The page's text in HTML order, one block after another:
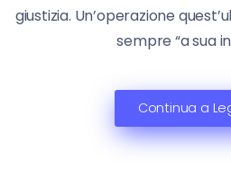
giustizia. Un’operazione
sempre “a sua
Continua a